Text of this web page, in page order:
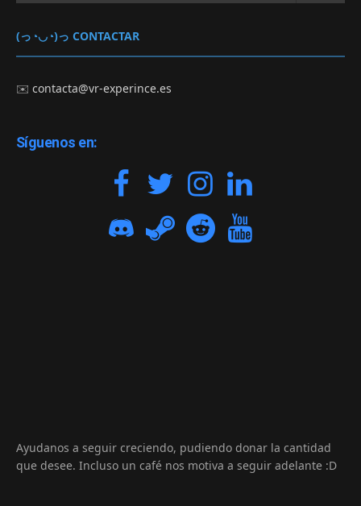
(っ◔◡◔)っ CONTACTAR
✉️contacta@vr-experince.es
Síguenos en:
Ayudanos a seguir creciendo, pudiendo donar la cantidad
que desee. Incluso un café nos motiva a seguir adelante :D